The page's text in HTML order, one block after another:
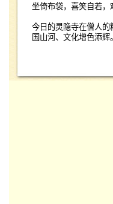
坐倚布袋，喜笑自若
今日的灵隐寺在僧人
国山河、文化增色添辉。